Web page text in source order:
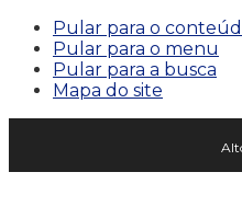
Pular para o
Pular para o menu
Pular para a busca
Mapa do site